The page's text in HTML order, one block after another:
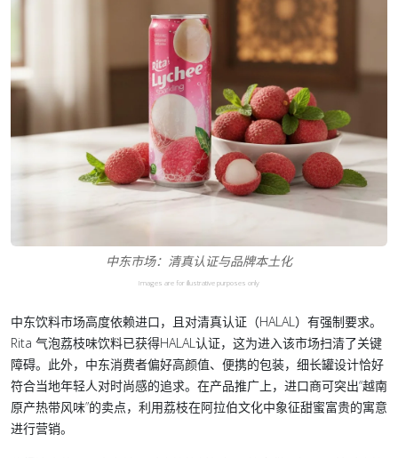
中东市场：清真认证与品牌本土化
Images are for illustrative purposes only
中东饮料市场高度依赖进口，且对清真认证（HALAL）有强制要求。
Rita 气泡荔枝味饮料已获得HALAL认证，这为进入该市场扫清了关键
障碍。此外，中东消费者偏好高颜值、便携的包装，细长罐设计恰好
符合当地年轻人对时尚感的追求。在产品推广上，进口商可突出“越南
原产热带风味”的卖点，利用荔枝在阿拉伯文化中象征甜蜜富贵的寓意
进行营销。